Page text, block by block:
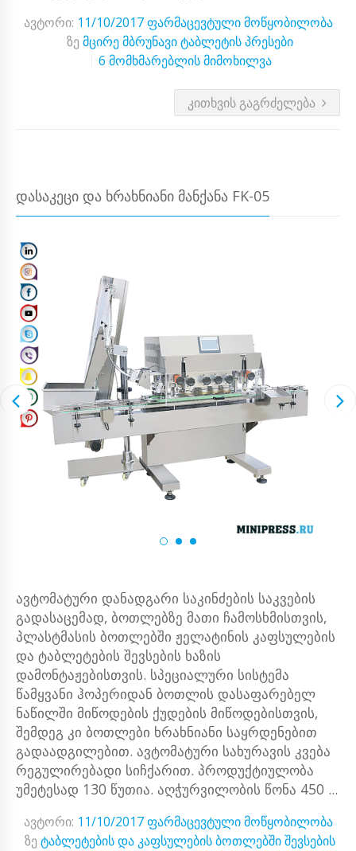
ავტორი: 11/10/2017 ფარმაცევტული მოწყობილობა
ზე მცირე მბრუნავი ტაბლეტის პრესები
6 მომხმარებლის მიმოხილვა
ᲙᲘᲗᲮᲕᲘᲡ ᲒᲐᲒᲠᲫᲔᲚᲔᲑᲐ
ᲓᲐᲡᲐᲙᲔᲪᲘ ᲓᲐ ᲮᲠᲐᲮᲜᲘᲐᲜᲘ ᲛᲐᲜᲥᲐᲜᲐ FK-05
ავტომატური დანადგარი საკინძების საკვების
გადასაცემად, ბოთლებზე მათი ჩამოსხმისთვის,
პლასტმასის ბოთლებში ჟელატინის კაფსულების
და ტაბლეტების შევსების ხაზის
დამონტაჟებისთვის. სპეციალური სისტემა
წამყვანი ჰოპერიდან ბოთლის დასაფარებელ
ნაწილში მიწოდების ქუდების მიწოდებისთვის,
შემდეგ კი ბოთლები ხრახნიანი საყრდენებით
გადაადგილებით. ავტომატური სახურავის კვება
რეგულირებადი სიჩქარით. პროდუქტიულობა
უმეტესად 130 წუთია. აღჭურვილობის წონა 450 ...
ავტორი: 11/10/2017 ფარმაცევტული მოწყობილობა
ზე ტაბლეტების და კაფსულების ბოთლებში შევსების